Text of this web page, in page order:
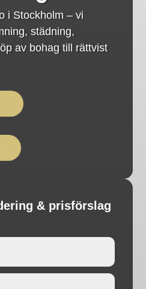
i Stockholm – vi
städning,
av bohag till rättvist
& prisförslag